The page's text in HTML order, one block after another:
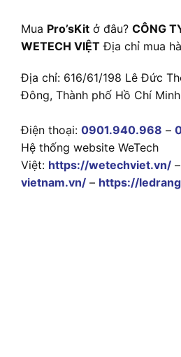
Mua Pro’sKit ở đâu? CÔNG
WETECH VIỆT Địa chỉ mua
Địa chỉ: 616/61/198 Lê Đức
Đông, Thành phố Hồ Chí
Điện thoại: 0901.940.968 –
Hệ thống website WeTech
Việt: https://wetechviet.vn/ –
vietnam.vn/ – https://